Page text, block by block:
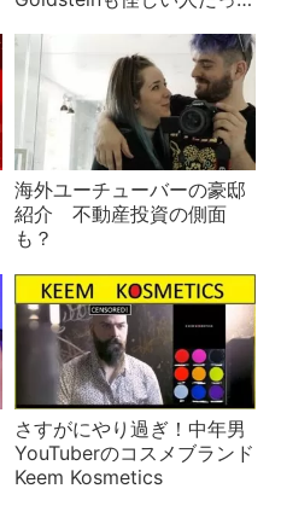
海外ユーチューバーの豪邸
紹介 不動産投資の側面
も？
さすがにやり過ぎ！中年男
YouTuberのコスメブランド
Keem Kosmetics